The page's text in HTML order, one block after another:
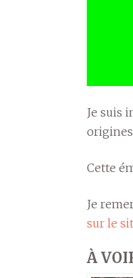
Je suis
Cette
Je
sur le
À